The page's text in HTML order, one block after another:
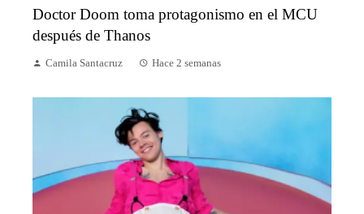
Doctor Doom toma protagonismo en el MCU
después de Thanos
Camila Santacruz Hace 2 semanas